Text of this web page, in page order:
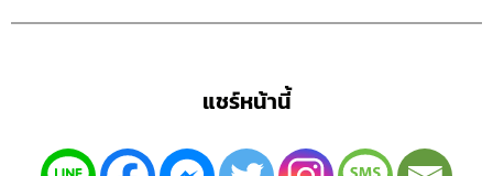
แชร์หน้านี้